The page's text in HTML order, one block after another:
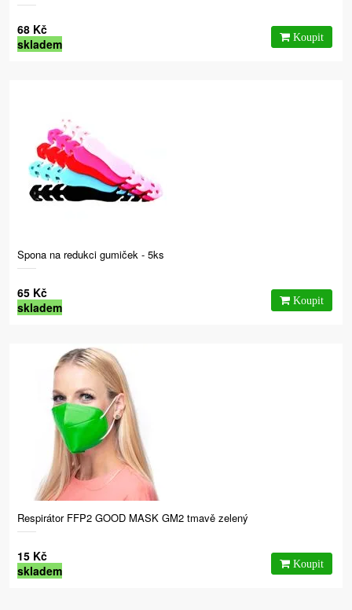
68 Kč
skladem
Spona na redukci gumiček - 5ks
65 Kč
skladem
Respirátor FFP2 GOOD MASK GM2 tmavě zelený
15 Kč
skladem